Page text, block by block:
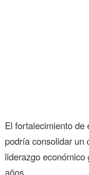
El fortalecimiento de
podría consolidar un
liderazgo
años.